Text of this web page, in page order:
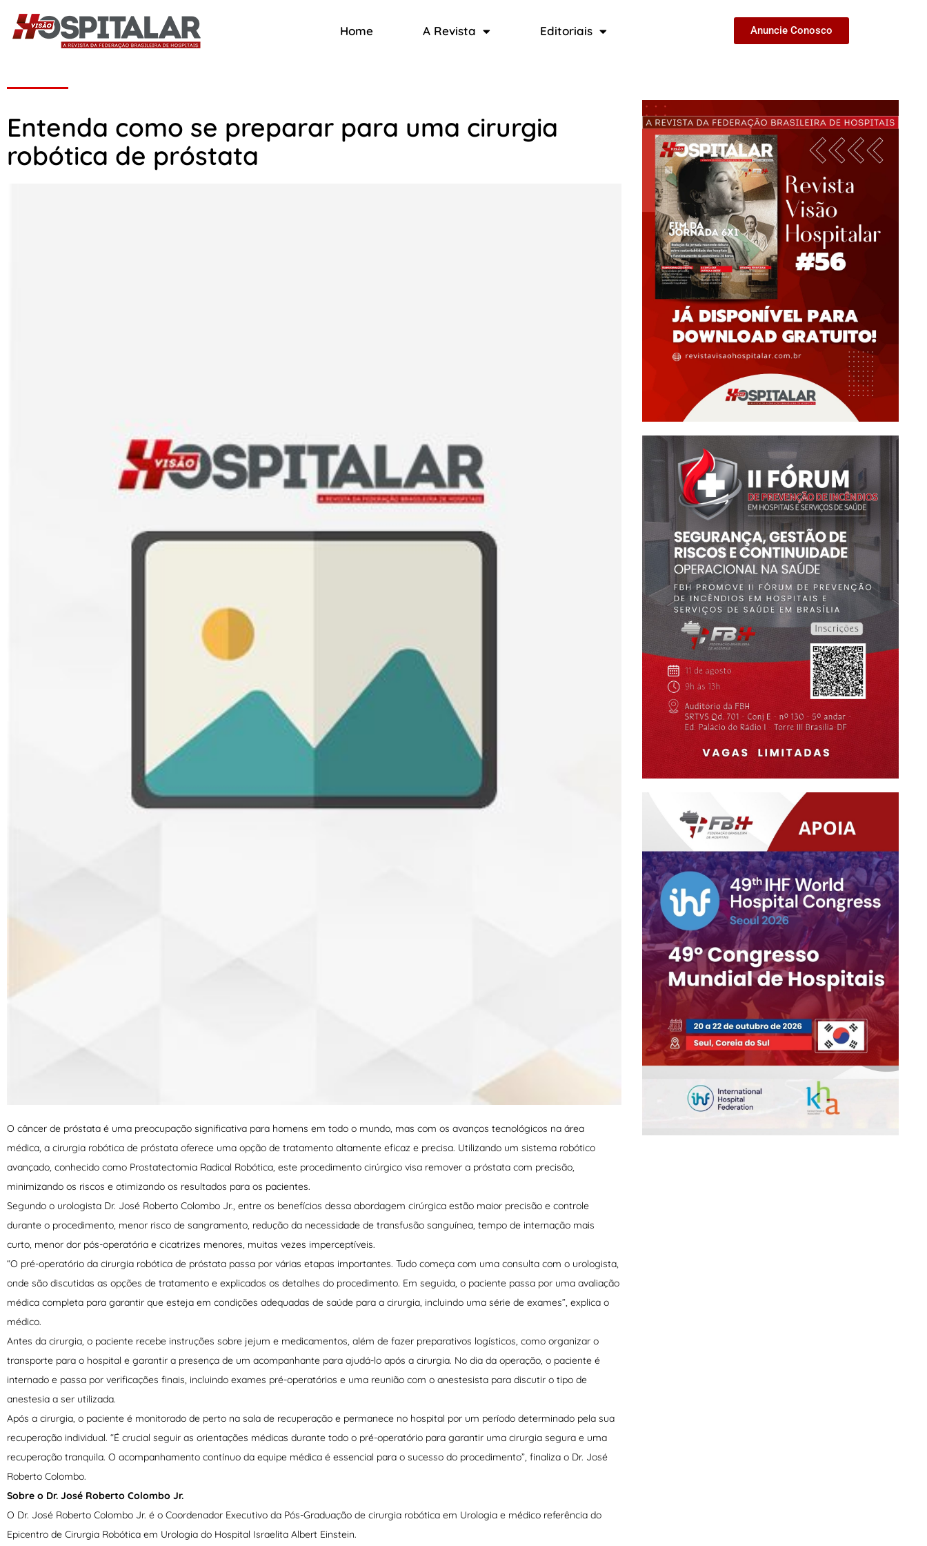
Home A Revista Editoriais Anuncie Conosco
Entenda como se preparar para uma cirurgia
robótica de próstata
O câncer de próstata é uma preocupação significativa para homens em todo o mundo, mas com os avanços tecnológicos na área
médica, a cirurgia robótica de próstata oferece uma opção de tratamento altamente eficaz e precisa. Utilizando um sistema robótico
avançado, conhecido como Prostatectomia Radical Robótica, este procedimento cirúrgico visa remover a próstata com precisão,
minimizando os riscos e otimizando os resultados para os pacientes.
Segundo o urologista Dr. José Roberto Colombo Jr., entre os benefícios dessa abordagem cirúrgica estão maior precisão e controle
durante o procedimento, menor risco de sangramento, redução da necessidade de transfusão sanguínea, tempo de internação mais
curto, menor dor pós-operatória e cicatrizes menores, muitas vezes imperceptíveis.
“O pré-operatório da cirurgia robótica de próstata passa por várias etapas importantes. Tudo começa com uma consulta com o urologista,
onde são discutidas as opções de tratamento e explicados os detalhes do procedimento. Em seguida, o paciente passa por uma avaliação
médica completa para garantir que esteja em condições adequadas de saúde para a cirurgia, incluindo uma série de exames”, explica o
médico.
Antes da cirurgia, o paciente recebe instruções sobre jejum e medicamentos, além de fazer preparativos logísticos, como organizar o
transporte para o hospital e garantir a presença de um acompanhante para ajudá-lo após a cirurgia. No dia da operação, o paciente é
internado e passa por verificações finais, incluindo exames pré-operatórios e uma reunião com o anestesista para discutir o tipo de
anestesia a ser utilizada.
Após a cirurgia, o paciente é monitorado de perto na sala de recuperação e permanece no hospital por um período determinado pela sua
recuperação individual. “É crucial seguir as orientações médicas durante todo o pré-operatório para garantir uma cirurgia segura e uma
recuperação tranquila. O acompanhamento contínuo da equipe médica é essencial para o sucesso do procedimento”, finaliza o Dr. José
Roberto Colombo.
Sobre o Dr. José Roberto Colombo Jr.
O Dr. José Roberto Colombo Jr. é o Coordenador Executivo da Pós-Graduação de cirurgia robótica em Urologia e médico referência do
Epicentro de Cirurgia Robótica em Urologia do Hospital Israelita Albert Einstein.